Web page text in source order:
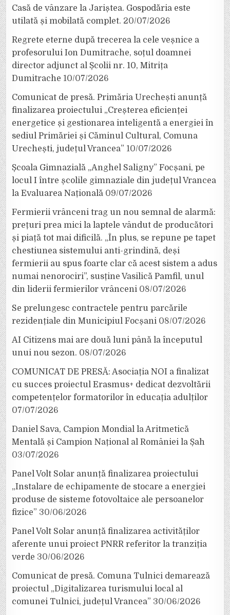
Casă de vânzare la Jariștea. Gospodăria este
utilată și mobilată complet. 20/07/2026
Regrete eterne după trecerea la cele veșnice a
profesorului Ion Dumitrache, soțul doamnei
director adjunct al Școlii nr. 10, Mitrița
Dumitrache 10/07/2026
Comunicat de presă. Primăria Urechești anunță
finalizarea proiectului „Creșterea eficienței
energetice și gestionarea inteligentă a energiei în
sediul Primăriei și Căminul Cultural, Comuna
Urechești, județul Vrancea” 10/07/2026
Școala Gimnazială „Anghel Saligny” Focșani, pe
locul I între școlile gimnaziale din județul Vrancea
la Evaluarea Națională 09/07/2026
Fermierii vrânceni trag un nou semnal de alarmă:
prețuri prea mici la laptele vândut de producători
și piață tot mai dificilă. „În plus, se repune pe tapet
chestiunea sistemului anti-grindină, deși
fermierii au spus foarte clar că acest sistem a adus
numai nenorociri”, susține Vasilică Pamfil, unul
din liderii fermierilor vrânceni 08/07/2026
Se prelungesc contractele pentru parcările
rezidențiale din Municipiul Focșani 08/07/2026
AI Citizens mai are două luni până la începutul
unui nou sezon. 08/07/2026
COMUNICAT DE PRESĂ: Asociația NOI a finalizat
cu succes proiectul Erasmus+ dedicat dezvoltării
competențelor formatorilor în educația adulților
07/07/2026
Daniel Sava, Campion Mondial la Aritmetică
Mentală și Campion Național al României la Șah
03/07/2026
Panel Volt Solar anunță finalizarea proiectului
„Instalare de echipamente de stocare a energiei
produse de sisteme fotovoltaice ale persoanelor
fizice” 30/06/2026
Panel Volt Solar anunță finalizarea activităților
aferente unui proiect PNRR referitor la tranziția
verde 30/06/2026
Comunicat de presă. Comuna Tulnici demarează
proiectul „Digitalizarea turismului local al
comunei Tulnici, județul Vrancea” 30/06/2026